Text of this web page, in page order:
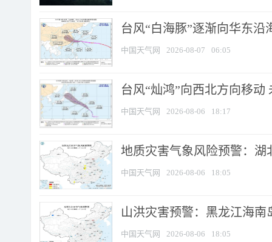
台风“白海豚”逐渐向华东沿
中国天气网 2026-08-07 06:05
台风“灿鸿”向西北方向移动
中国天气网 2026-08-06 18:17
地质灾害气象风险预警：湖
中国天气网 2026-08-06 18:05
山洪灾害预警：黑龙江海
中国天气网 2026-08-06 18:05